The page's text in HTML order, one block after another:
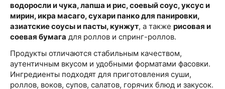
водоросли и чука, лапша и рис, соевый соус, уксус и
мирин, икра масаго, сухари панко для панировки,
азиатские соусы и пасты, кунжут, а также рисовая и
соевая бумага для роллов и спринг-роллов.
Продукты отличаются стабильным качеством,
аутентичным вкусом и удобными форматами фасовки.
Ингредиенты подходят для приготовления суши,
роллов, воков, супов, салатов, горячих блюд и закусок.